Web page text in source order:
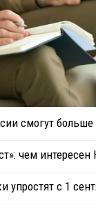
смогут больше
чем интересен
упростят с 1